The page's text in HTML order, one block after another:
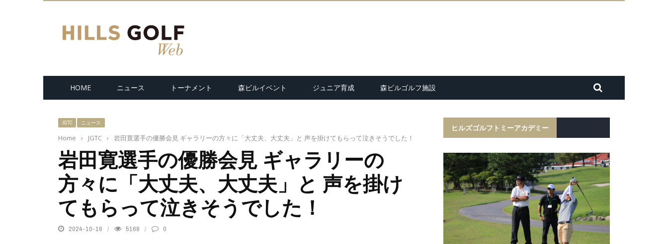
HOME ニュース トーナメント 森ビルイベント ジュニア育成 森ビルゴルフ施設
JGTC ニュース
Home › JGTC › 岩田寛選手の優勝会見 ギャラリーの方々に「大丈夫、大丈夫」と 声を掛けてもらって泣きそうでした！
岩田寛選手の優勝会見 ギャラリーの
方々に「大丈夫、大丈夫」と 声を掛け
てもらって泣きそうでした！
2024-10-16 5168 0
ヒルズゴルフトミーアカデミー